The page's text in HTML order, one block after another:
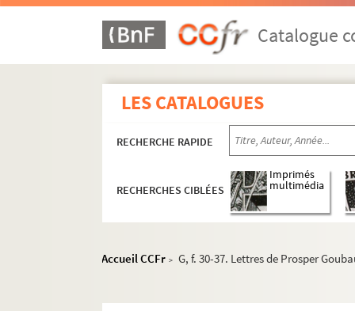
Catalogue
LES CATALOGUES
RECHERCHE RAPIDE
RECHERCHES CIBLÉES
Imprimés
multimédia
Accueil CCFr > G, f. 30-37. Lettres de Prosper